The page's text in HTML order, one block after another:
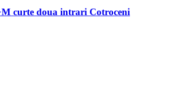
curte doua intrari Cotroceni